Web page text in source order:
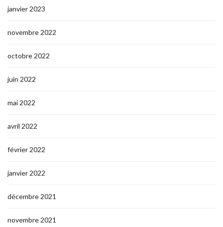
janvier 2023
novembre 2022
octobre 2022
juin 2022
mai 2022
avril 2022
février 2022
janvier 2022
décembre 2021
novembre 2021